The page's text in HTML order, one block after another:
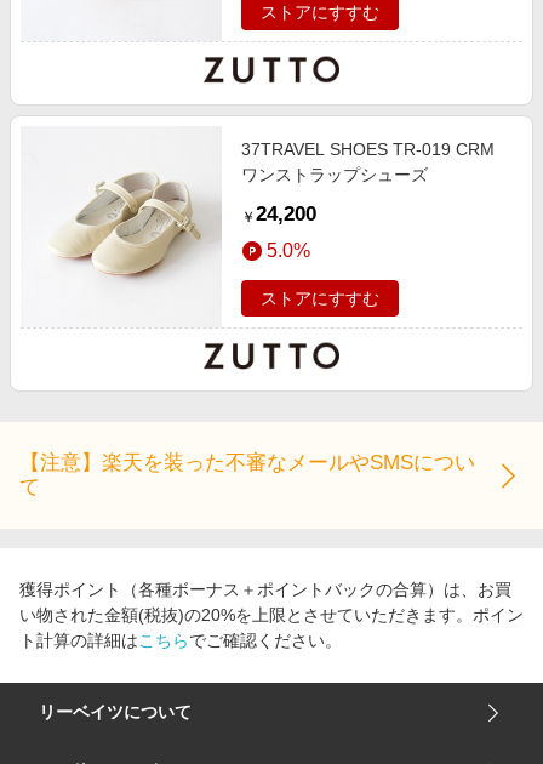
ストアにすすむ
37TRAVEL SHOES TR-019 CRM
ワンストラップシューズ
￥ 24,200
5.0%
ストアにすすむ
【注意】楽天を装った不審なメールやSMSについ
て
獲得ポイント（各種ボーナス＋ポイントバックの合算）は、お買
い物された金額(税抜)の20%を上限とさせていただきます。ポイン
ト計算の詳細はこちらでご確認ください。
リーベイツについて